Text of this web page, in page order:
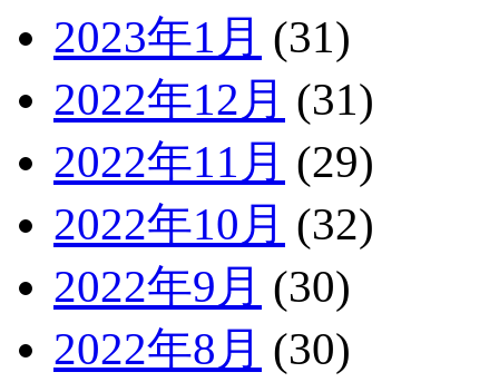
2023年1月 (31)
2022年12月 (31)
2022年11月 (29)
2022年10月 (32)
2022年9月 (30)
2022年8月 (30)